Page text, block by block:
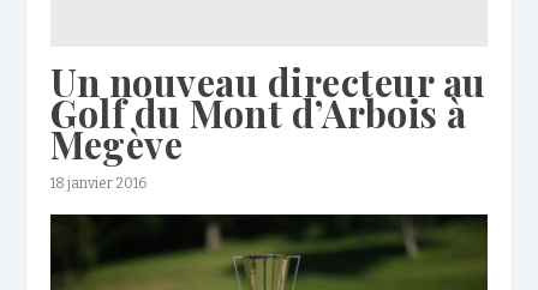
Un nouveau directeur au
Golf du Mont d’Arbois à
Megève
18 janvier 2016